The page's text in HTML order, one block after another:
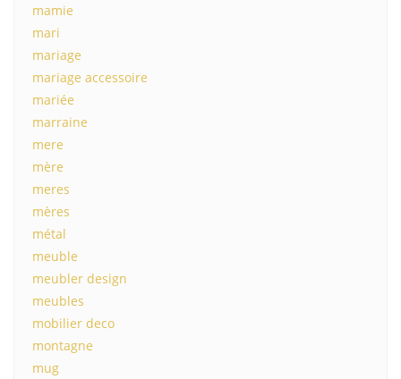
mamie
mari
mariage
mariage accessoire
mariée
marraine
mere
mère
meres
mères
métal
meuble
meubler design
meubles
mobilier deco
montagne
mug